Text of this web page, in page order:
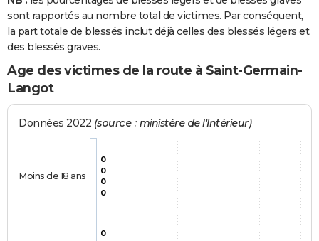
sont rapportés au nombre total de victimes. Par conséquent,
la part totale de blessés inclut déjà celles des blessés légers et
des blessés graves.
Age des victimes de la route à Saint-Germain-
Langot
Données 2022 (source : ministère de l'Intérieur)
0
0
0
0
0
Moins de 18 ans